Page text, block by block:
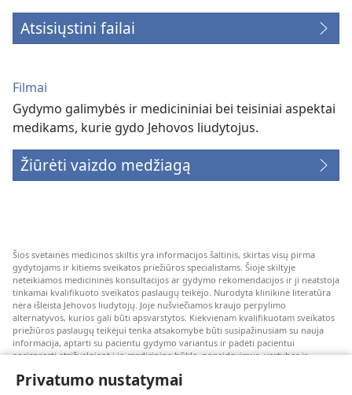
Privatumo nustatymai
Atsisiųstini failai
Filmai
Gydymo galimybės ir medicininiai bei teisiniai aspektai
medikams, kurie gydo Jehovos liudytojus.
Žiūrėti vaizdo medžiagą
Šios svetainės medicinos skiltis yra informacijos šaltinis, skirtas visų pirma
gydytojams ir kitiems sveikatos priežiūros specialistams. Šioje skiltyje
neteikiamos medicininės konsultacijos ar gydymo rekomendacijos ir ji neatstoja
tinkamai kvalifikuoto sveikatos paslaugų teikėjo. Nurodyta klinikinė literatūra
nėra išleista Jehovos liudytojų. Joje nušviečiamos kraujo perpylimo
alternatyvos, kurios gali būti apsvarstytos. Kiekvienam kvalifikuotam sveikatos
priežiūros paslaugų teikėjui tenka atsakomybė būti susipažinusiam su nauja
informacija, aptarti su pacientu gydymo variantus ir padėti pacientui
apsispręsti atsižvelgiant į jo medicininę būklę, pageidavimus, vertybes ir
netinkamos arba nepriimtinos.